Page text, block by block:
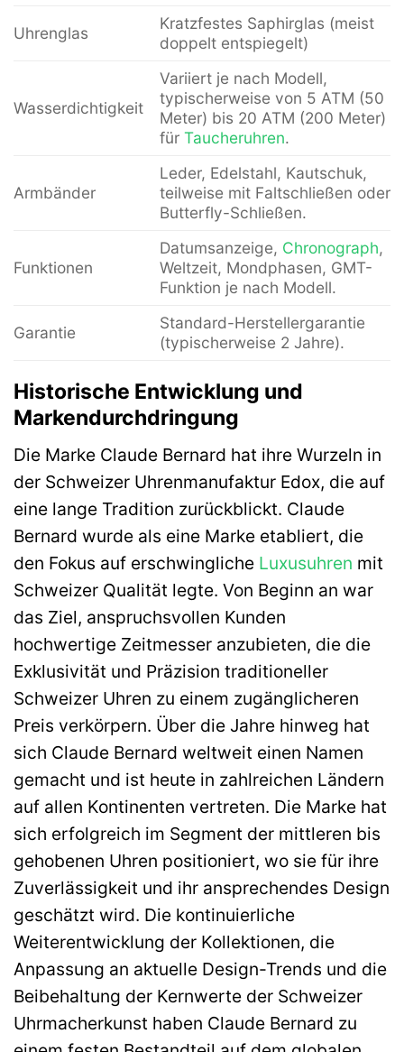
Uhrenglas
Kratzfestes Saphirglas (meist
doppelt entspiegelt)
Wasserdichtigkeit
Variiert je nach Modell,
typischerweise von 5 ATM (50
Meter) bis 20 ATM (200 Meter)
für Taucheruhren.
Armbänder
Leder, Edelstahl, Kautschuk,
teilweise mit Faltschließen oder
Butterfly-Schließen.
Funktionen
Datumsanzeige, Chronograph,
Weltzeit, Mondphasen, GMT-
Funktion je nach Modell.
Garantie
Standard-Herstellergarantie
(typischerweise 2 Jahre).
Historische Entwicklung und
Markendurchdringung
Die Marke Claude Bernard hat ihre Wurzeln in
der Schweizer Uhrenmanufaktur Edox, die auf
eine lange Tradition zurückblickt. Claude
Bernard wurde als eine Marke etabliert, die
den Fokus auf erschwingliche Luxusuhren mit
Schweizer Qualität legte. Von Beginn an war
das Ziel, anspruchsvollen Kunden
hochwertige Zeitmesser anzubieten, die die
Exklusivität und Präzision traditioneller
Schweizer Uhren zu einem zugänglicheren
Preis verkörpern. Über die Jahre hinweg hat
sich Claude Bernard weltweit einen Namen
gemacht und ist heute in zahlreichen Ländern
auf allen Kontinenten vertreten. Die Marke hat
sich erfolgreich im Segment der mittleren bis
gehobenen Uhren positioniert, wo sie für ihre
Zuverlässigkeit und ihr ansprechendes Design
geschätzt wird. Die kontinuierliche
Weiterentwicklung der Kollektionen, die
Anpassung an aktuelle Design-Trends und die
Beibehaltung der Kernwerte der Schweizer
Uhrmacherkunst haben Claude Bernard zu